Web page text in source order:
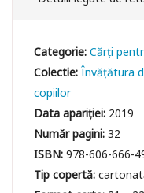
Categorie:Cărți
Colectie:Învățătura
copiilor
Data apariției: 2019
Număr pagini:32
ISBN:978-606-666-
Tip copertă: